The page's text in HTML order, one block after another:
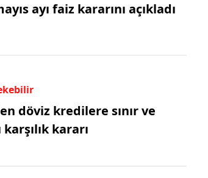
ayı faiz kararını açıkladı
döviz kredilere sınır ve
kararı